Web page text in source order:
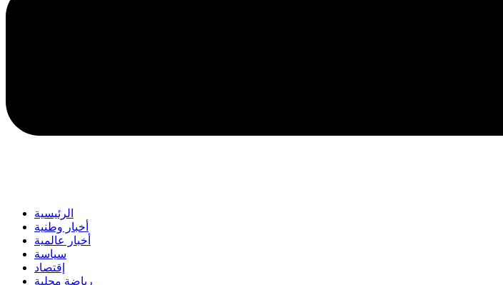
الرئيسية
أخبار وطنية
أخبار عالمية
سياسة
إقتصاد
رياضة محلية